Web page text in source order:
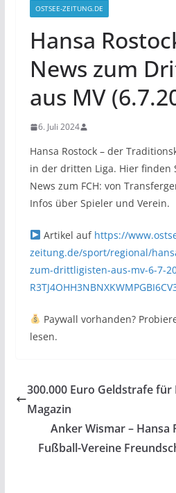
OSTSEE-ZEITUNG.DE
Hansa
News zum
aus MV
6. Juli 2024
Hansa Rostock – der
in der dritten Liga. Hier finden
News zum FCH: von
Infos über Spieler und Verein.
Artikel auf https://
zeitung.de/sport/regional/
zum-drittligisten-aus-mv-6-7-
Paywall vorhanden?
lesen.
300.000 Euro Geldstrafe für
Magazin
Anker Wismar – Hansa
Fußball-Vereine